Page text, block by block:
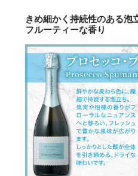
きめ細かく持続性のある泡
フルーティーな香り